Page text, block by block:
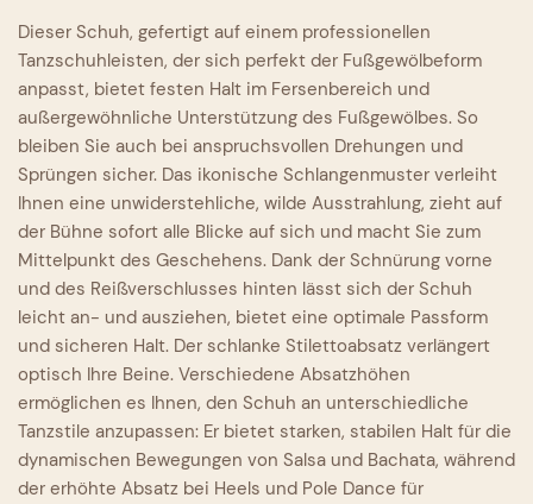
Dieser Schuh, gefertigt auf einem professionellen
Tanzschuhleisten, der sich perfekt der Fußgewölbeform
anpasst, bietet festen Halt im Fersenbereich und
außergewöhnliche Unterstützung des Fußgewölbes. So
bleiben Sie auch bei anspruchsvollen Drehungen und
Sprüngen sicher. Das ikonische Schlangenmuster verleiht
Ihnen eine unwiderstehliche, wilde Ausstrahlung, zieht auf
der Bühne sofort alle Blicke auf sich und macht Sie zum
Mittelpunkt des Geschehens. Dank der Schnürung vorne
und des Reißverschlusses hinten lässt sich der Schuh
leicht an- und ausziehen, bietet eine optimale Passform
und sicheren Halt. Der schlanke Stilettoabsatz verlängert
optisch Ihre Beine. Verschiedene Absatzhöhen
ermöglichen es Ihnen, den Schuh an unterschiedliche
Tanzstile anzupassen: Er bietet starken, stabilen Halt für die
dynamischen Bewegungen von Salsa und Bachata, während
der erhöhte Absatz bei Heels und Pole Dance für